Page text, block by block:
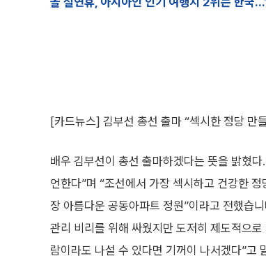
[카드뉴스] 김부선 총선 출마 “섹시한 정당 만
배우 김부선이 총선 출마하겠다는 뜻을 밝혔
언한다”며 “조선에서 가장 섹시하고 건강한
장 아름다운 공동아파트 정원”이라고 전했습
관리 비리를 위해 싸웠지만 도저히 제도적으
람이라도 나설 수 있다면 기꺼이 나서겠다”고